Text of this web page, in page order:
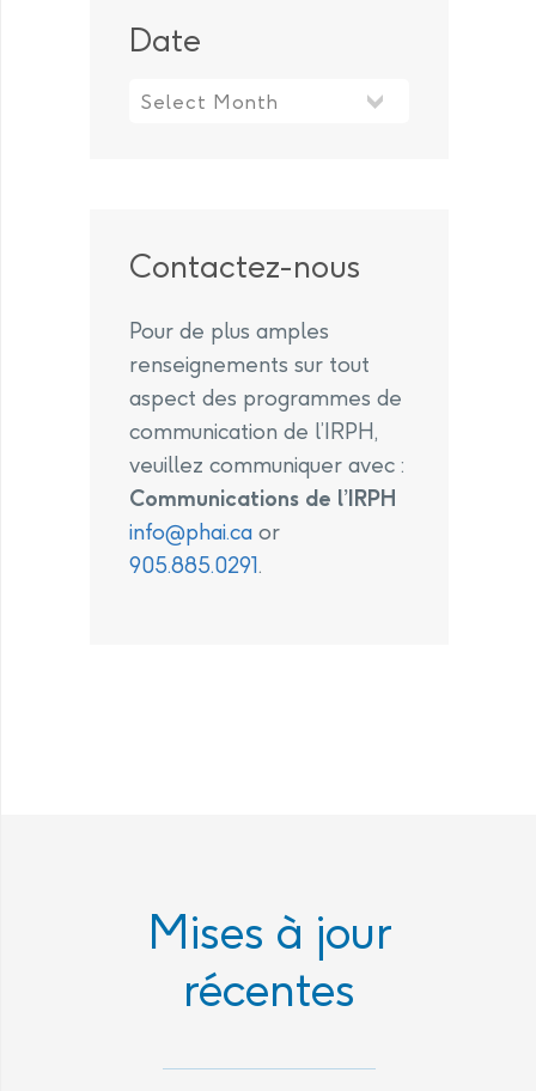
Date
Contactez-nous
Pour de plus amples
renseignements sur tout
aspect des programmes de
communication de l’IRPH,
veuillez communiquer avec :
Communications de l’IRPH
info@phai.ca or
905.885.0291.
Mises à jour
récentes